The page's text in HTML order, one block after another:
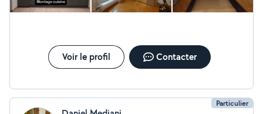
Voir le profil Contacter
Particulier